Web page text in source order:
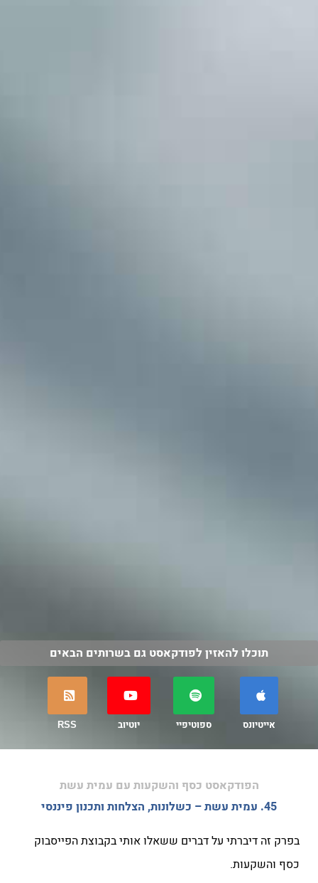
תוכלו להאזין לפודקאסט גם בשרותים הבאים
אייטיונס ספוטיפיי יוטיוב RSS
הפודקאסט כסף והשקעות עם עמית עשת
45. עמית עשת – כשלונות, הצלחות ותכנון פיננסי
בפרק זה דיברתי על דברים ששאלו אותי בקבוצת הפייסבוק
כסף והשקעות.